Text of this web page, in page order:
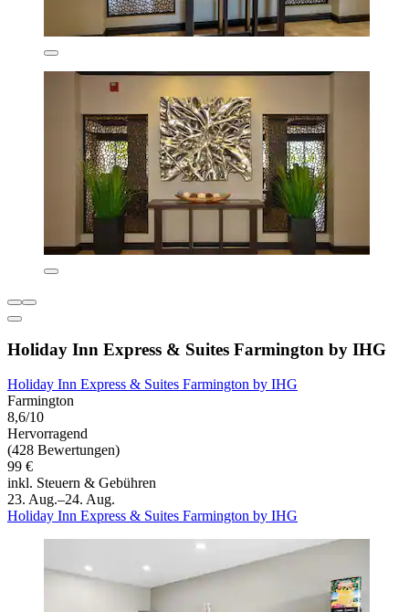
Holiday Inn Express & Suites Farmington by IHG
Holiday Inn Express & Suites Farmington by IHG
Farmington
8,6/10
Hervorragend
(428 Bewertungen)
99 €
inkl. Steuern & Gebühren
23. Aug.–24. Aug.
Holiday Inn Express & Suites Farmington by IHG